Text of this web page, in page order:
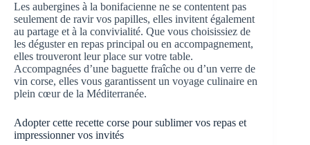
Les aubergines à la bonifacienne ne se contentent pas
seulement de ravir vos papilles, elles invitent également
au partage et à la convivialité. Que vous choisissiez de
les déguster en repas principal ou en accompagnement,
elles trouveront leur place sur votre table.
Accompagnées d’une baguette fraîche ou d’un verre de
vin corse, elles vous garantissent un voyage culinaire en
plein cœur de la Méditerranée.
Adopter cette recette corse pour sublimer vos repas et
impressionner vos invités